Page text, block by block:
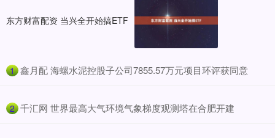
东方财富配资 当兴全开始搞ETF
1 ​鑫月配 海螺水泥控股子公司7855.57万元项目环评获同意
2 ​千汇网 世界最高大气环境气象梯度观测塔在合肥开建